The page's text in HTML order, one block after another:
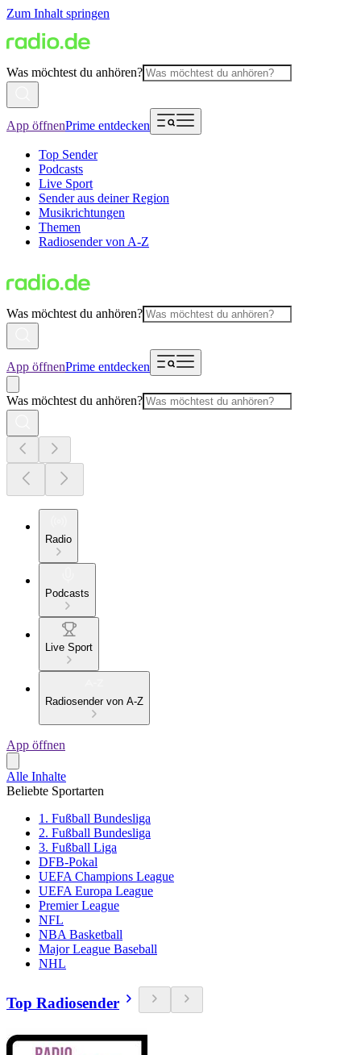
Zum Inhalt springen
Was möchtest du anhören?
App öffnenPrime entdecken
Top Sender
Podcasts
Live Sport
Sender aus deiner Region
Musikrichtungen
Themen
Radiosender von A-Z
Was möchtest du anhören?
App öffnenPrime entdecken
Was möchtest du anhören?
Radio
Podcasts
Live Sport
Radiosender von A-Z
App öffnen
Alle Inhalte
Beliebte Sportarten
1. Fußball Bundesliga
2. Fußball Bundesliga
3. Fußball Liga
DFB-Pokal
UEFA Champions League
UEFA Europa League
Premier League
NFL
NBA Basketball
Major League Baseball
NHL
Top Radiosender